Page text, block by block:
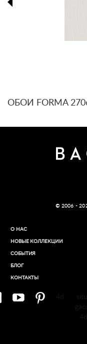
ОБОИ FORMA
© 2006 -
О НАС
НОВЫЕ КОЛЛЕКЦИИ
СОБЫТИЯ
БЛОГ
КОНТАКТЫ